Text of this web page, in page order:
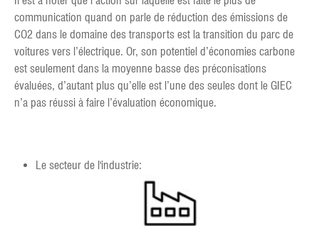
communication quand on parle de réduction des émissions de
CO2 dans le domaine des transports est la transition du parc de
voitures vers l’électrique. Or, son potentiel d’économies carbone
est seulement dans la moyenne basse des préconisations
évaluées, d’autant plus qu’elle est l’une des seules dont le GIEC
n’a pas réussi à faire l’évaluation économique.
Le secteur de l'industrie: